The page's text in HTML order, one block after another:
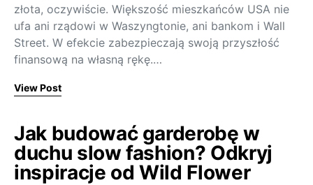
złota, oczywiście. Większość mieszkańców USA nie
ufa ani rządowi w Waszyngtonie, ani bankom i Wall
Street. W efekcie zabezpieczają swoją przyszłość
finansową na własną rękę.…
View Post
Jak budować garderobę w
duchu slow fashion? Odkryj
inspiracje od Wild Flower